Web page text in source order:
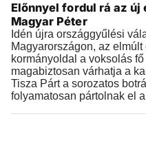
2026.01.01 |09:35
Előnnyel fordul rá az új
Magyar Péter
Idén újra országgyűlési
Magyarországon, az
kormányoldal a voksolás
magabiztosan várhatja a
Tisza Párt a sorozatos
folyamatosan pártolnak el